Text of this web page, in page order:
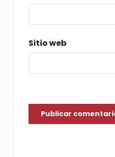
Sitio web